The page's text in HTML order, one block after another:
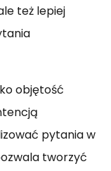
też lepiej
objętość
pytania w
tworzyć